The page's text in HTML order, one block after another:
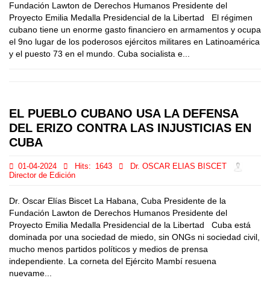
Fundación Lawton de Derechos Humanos Presidente del
Proyecto Emilia Medalla Presidencial de la Libertad El régimen
cubano tiene un enorme gasto financiero en armamentos y ocupa
el 9no lugar de los poderosos ejércitos militares en Latinoamérica
y el puesto 73 en el mundo. Cuba socialista e...
EL PUEBLO CUBANO USA LA DEFENSA
DEL ERIZO CONTRA LAS INJUSTICIAS EN
CUBA
01-04-2024 Hits: 1643
Dr. OSCAR ELIAS BISCET
Director de Edición
Dr. Oscar Elías Biscet La Habana, Cuba Presidente de la
Fundación Lawton de Derechos Humanos Presidente del
Proyecto Emilia Medalla Presidencial de la Libertad Cuba está
dominada por una sociedad de miedo, sin ONGs ni sociedad civil,
mucho menos partidos políticos y medios de prensa
independiente. La corneta del Ejército Mambí resuena
nuevame...